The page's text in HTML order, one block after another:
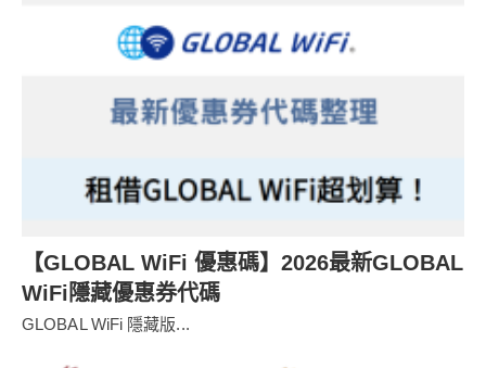
【GLOBAL WiFi 優惠碼】2026最新GLOBAL
WiFi隱藏優惠券代碼
GLOBAL WiFi 隱藏版...